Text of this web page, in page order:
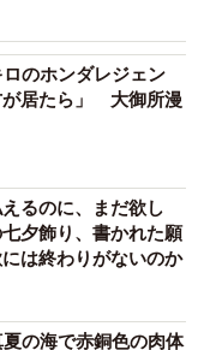
のホンダレジェン
居たら」 大御所漫
るのに、まだ欲し
夕飾り、書かれた願
は終わりがないのか
の海で赤銅色の肉体